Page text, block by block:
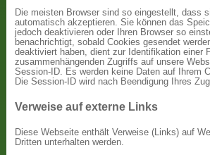
Die meisten Browser sind so eingestellt, dass
automatisch akzeptieren. Sie können das
jedoch deaktivieren oder Ihren Browser so
benachrichtigt, sobald Cookies gesendet
deaktiviert haben, dient zur Identifikation einer
zusammenhängenden Zugriffs auf unsere
Session-ID. Es werden keine Daten auf Ihrem
Die Session-ID wird nach Beendigung Ihres
Verweise auf externe Links
Diese Webseite enthält Verweise (Links) auf
Dritten unterhalten werden.